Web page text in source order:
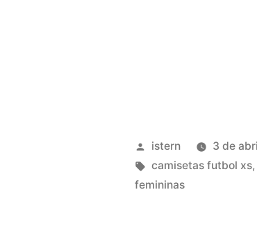
Publicado
por
istern 3 de
Etiquetas:
camisetas futbol xs,
femininas